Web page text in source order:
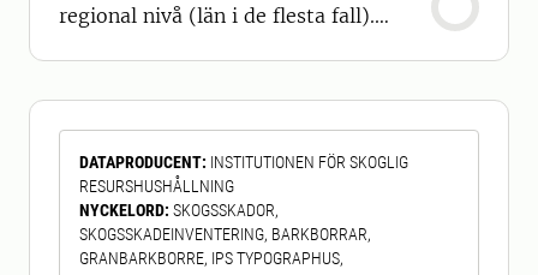
regional nivå (län i de flesta fall).
strukturer såsom död ved, grova träd
och hålträd, ekosystemtjänster såsom
bärproduktion och virkesförråd, samt
åtgärder inom skogsbruket. Via en we
DATAPRODUCENT: INSTITUTIONEN FÖR SKOGLIG
RESURSHUSHÅLLNING
NYCKELORD: SKOGSSKADOR,
SKOGSSKADEINVENTERING, BARKBORRAR,
GRANBARKBORRE, IPS TYPOGRAPHUS,